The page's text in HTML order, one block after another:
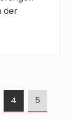
der
S
e
4
S
e
5